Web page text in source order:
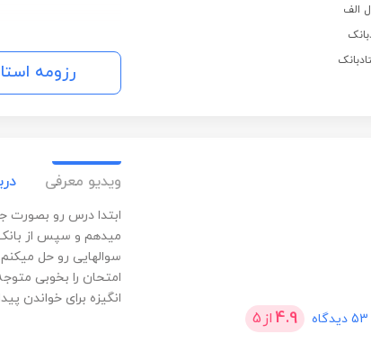
الف
رزومه
4.9 از 5
ویدیو معرفی
ابتدا درس رو بصورت
میدهم و سپس از بانک
سوالهایی رو حل
امتحان را بخوبی
انگیزه برای خواندن